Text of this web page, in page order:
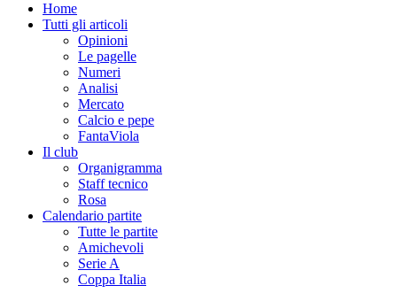
Home
Tutti gli articoli
Opinioni
Le pagelle
Numeri
Analisi
Mercato
Calcio e pepe
FantaViola
Il club
Organigramma
Staff tecnico
Rosa
Calendario partite
Tutte le partite
Amichevoli
Serie A
Coppa Italia